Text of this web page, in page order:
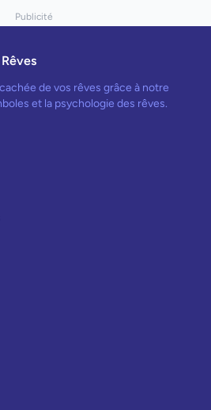
Publicité
de vos rêves grâce à notre
et la psychologie des rêves.